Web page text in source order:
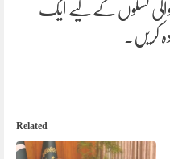
والی نسلوں کے لیے ایک
کریں۔
Related